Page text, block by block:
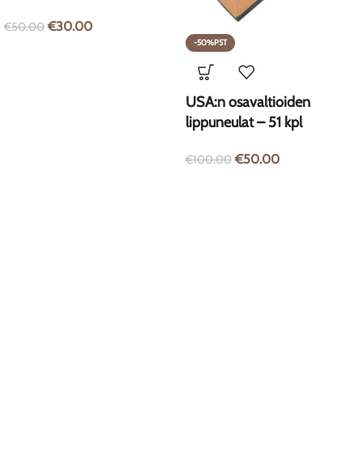
€50.00 €30.00
-50%P5T
USA:n osavaltioiden
lippuneulat – 51 kpl
€100.00 €50.00